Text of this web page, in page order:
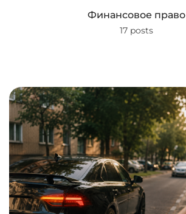
Финансовое право
17 posts